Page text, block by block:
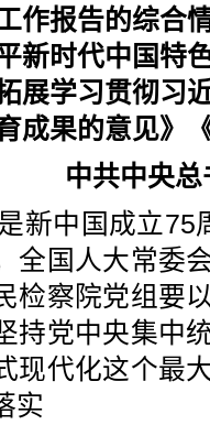
作报告的综合
新时代中国特
展学习贯彻习
成果的意见》
中共中央
新中国成立75
全国人大常委
检察院党组要
持党中央集中
现代化这个最
实